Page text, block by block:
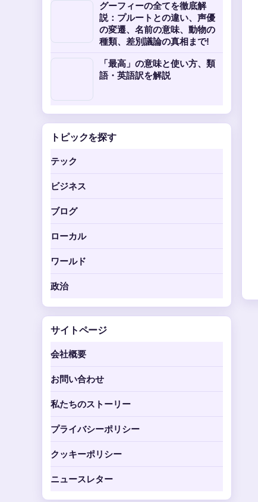
グーフィーの全てを徹底解
説：プルートとの違い、声優
の変遷、名前の意味、動物の
種類、差別議論の真相まで!
「最高」の意味と使い方、類
語・英語訳を解説
トピックを探す
テック
ビジネス
ブログ
ローカル
ワールド
政治
サイトページ
会社概要
お問い合わせ
私たちのストーリー
プライバシーポリシー
クッキーポリシー
ニュースレター